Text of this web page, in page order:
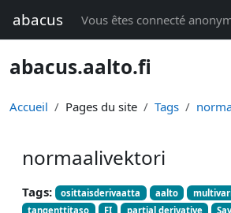
abacus Vous êtes connecté
abacus.aalto.fi
Accueil Pages du site Tags
normaalivektori
Tags: osittaisderivaatta aalto
tangenttitaso
FI partial derivative